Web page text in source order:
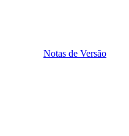
Notas de Versão